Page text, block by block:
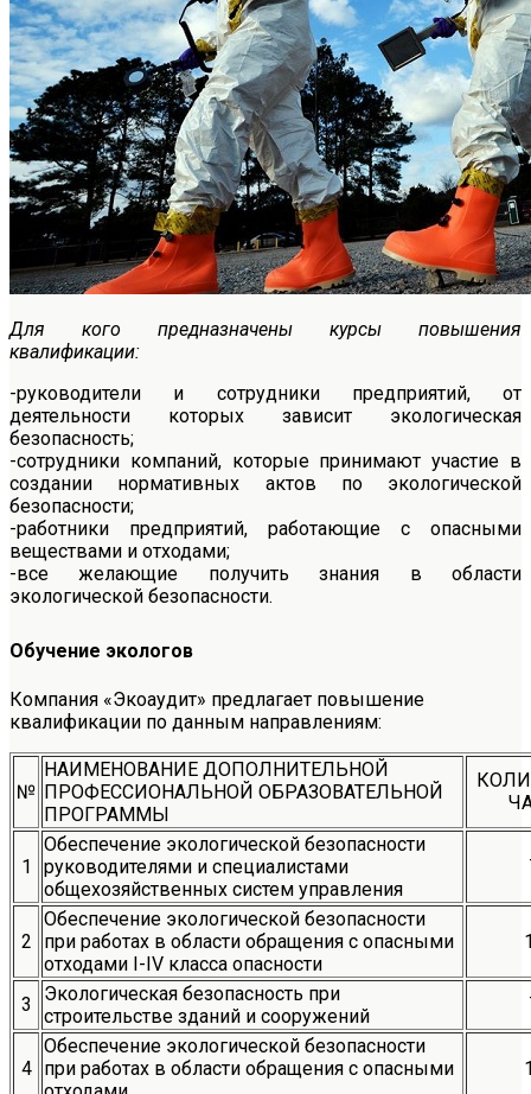
Для кого предназначены курсы повышения
квалификации:
-руководители и сотрудники предприятий, от
деятельности которых зависит экологическая
безопасность;
-сотрудники компаний, которые принимают участие в
создании нормативных актов по экологической
безопасности;
-работники предприятий, работающие с опасными
веществами и отходами;
-все желающие получить знания в области
экологической безопасности.
Обучение экологов
Компания «Экоаудит» предлагает повышение
квалификации по данным направлениям:
№
НАИМЕНОВАНИЕ ДОПОЛНИТЕЛЬНОЙ
ПРОФЕССИОНАЛЬНОЙ ОБРАЗОВАТЕЛЬНОЙ
ПРОГРАММЫ
1
Обеспечение экологической безопасности
руководителями и специалистами
общехозяйственных систем управления
2
Обеспечение экологической безопасности
при работах в области обращения с опасными
отходами I-IV класса опасности
3
Экологическая безопасность при
строительстве зданий и сооружений
4
Обеспечение экологической безопасности
при работах в области обращения с опасными